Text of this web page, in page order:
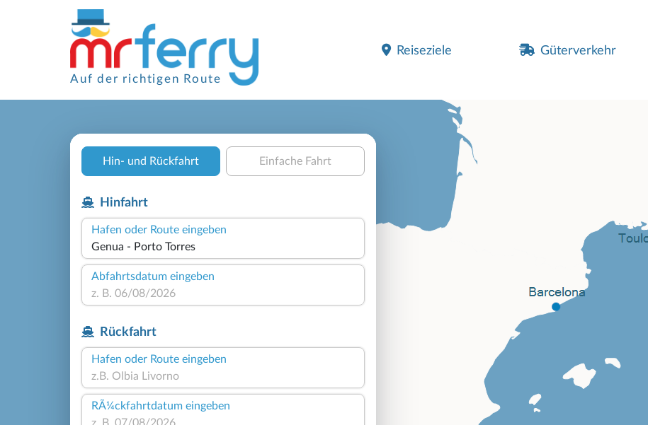
Auf der richtigen Route
Reiseziele Güterverkehr
Hin- und Rückfahrt Einfache Fahrt
Hinfahrt
Hafen oder Route eingeben
Abfahrtsdatum eingeben
Rückfahrt
Hafen oder Route eingeben
RÃ¼ckfahrtdatum eingeben